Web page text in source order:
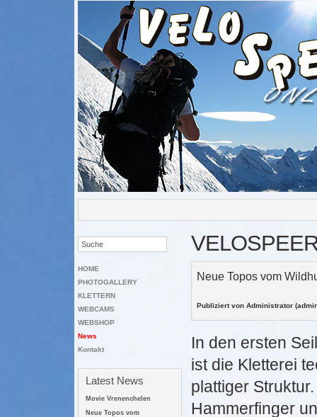
HOME
PHOTOGALLERY
KLETTERN
WEBCAMS
WEBSHOP
News
Kontakt
Latest News
Movie Vrenenchelen
Neue Topos vom
Neue Topos vom
Publiziert von Administrator
In den ersten
ist die Kletterei
plattiger Struktur.
Hammerfinger